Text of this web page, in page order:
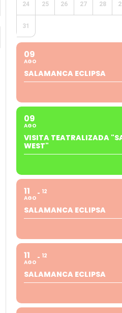
24 25 26 27 28
31
09
AGO
SALAMANCA ECLIPSA
09
AGO
VISITA TEATRALIZADA
WEST"
11
AGO
12
SALAMANCA ECLIPSA
11
AGO
12
SALAMANCA ECLIPSA